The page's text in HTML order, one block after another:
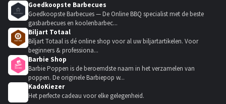
Goedkoopste Barbecues
Goedkoopste Barbecues — De Online BBQ specialist met de beste
gasbarbecues en koolenbarbec...
Biljart Totaal
Biljart Totaal is dé online shop voor al uw biljartartikelen. Voor
beginners & professiona...
Barbie Shop
Barbie Poppen is de beroemdste naam in het verzamelen van
poppen. De originele Barbiepop w...
KadoKiezer
Het perfecte cadeau voor elke gelegenheid.